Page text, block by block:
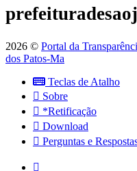
2026 © Portal da
dos Patos-Ma
Teclas de Atalho
Sobre
*Retificação
Download
Perguntas e